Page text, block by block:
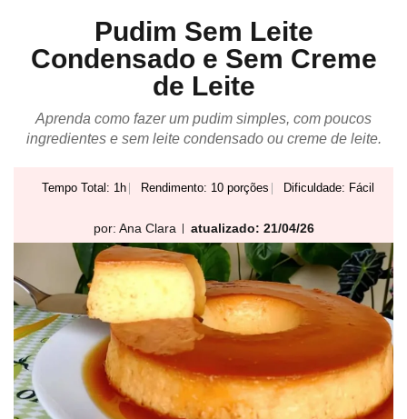
Pudim Sem Leite
Condensado e Sem Creme
de Leite
Aprenda como fazer um pudim simples, com poucos
ingredientes e sem leite condensado ou creme de leite.
Tempo Total: 1h Rendimento: 10 porções Dificuldade: Fácil
por: Ana Clara atualizado: 21/04/26